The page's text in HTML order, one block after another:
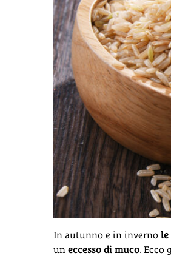
In autunno e in inverno le
un eccesso di muco. Ecco